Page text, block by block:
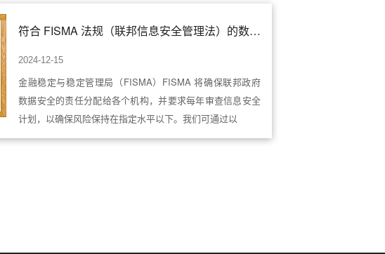
符合 FISMA 法规（联邦信息安全管理法）的数据安全合规性和加密 - 合规性满足
2024-12-15
金融稳定与稳定管理局（FISMA）FISMA 将确保联邦政府
数据安全的责任分配给各个机构，并要求每年审查信息安全
计划，以确保风险保持在指定水平以下。我们可通过以